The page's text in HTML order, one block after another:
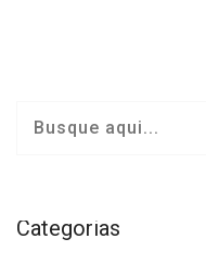
Categorias